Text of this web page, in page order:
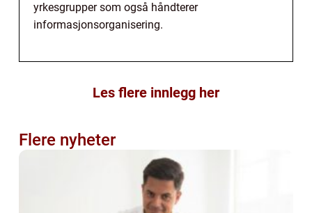
yrkesgrupper som også håndterer
informasjonsorganisering.
Les flere innlegg her
Flere nyheter